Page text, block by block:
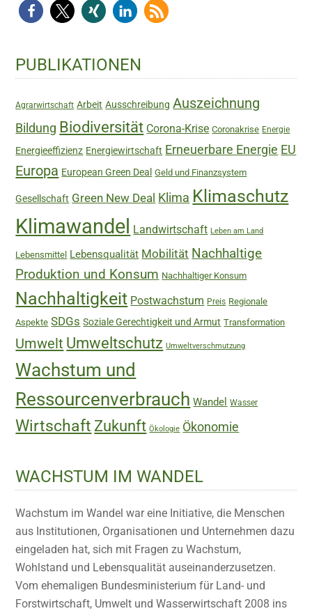
Haupt-
Sidebar
PUBLIKATIONEN
Agrarwirtschaft Arbeit Ausschreibung Auszeichnung
Bildung Biodiversität Corona-Krise Coronakrise Energie
Energieeffizienz Energiewirtschaft Erneuerbare Energie EU
Europa European Green Deal Geld und Finanzsystem
Gesellschaft Green New Deal Klima Klimaschutz
Klimawandel Landwirtschaft Leben am Land
Lebensmittel Lebensqualität Mobilität Nachhaltige
Produktion und Konsum Nachhaltiger Konsum
Nachhaltigkeit Postwachstum Preis Regionale
Aspekte SDGs Soziale Gerechtigkeit und Armut Transformation
Umwelt Umweltschutz Umweltverschmutzung
Wachstum und
Ressourcenverbrauch Wandel Wasser
Wirtschaft Zukunft Ökologie Ökonomie
WACHSTUM IM WANDEL
Wachstum im Wandel war eine Initiative, die Menschen
aus Institutionen, Organisationen und Unternehmen dazu
eingeladen hat, sich mit Fragen zu Wachstum,
Wohlstand und Lebensqualität auseinanderzusetzen.
Vom ehemaligen Bundesministerium für Land- und
Forstwirtschaft, Umwelt und Wasserwirtschaft 2008 ins